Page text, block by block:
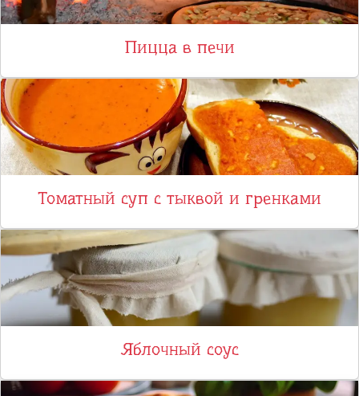
Пицца в печи
Томатный суп с тыквой и гренками
Яблочный соус